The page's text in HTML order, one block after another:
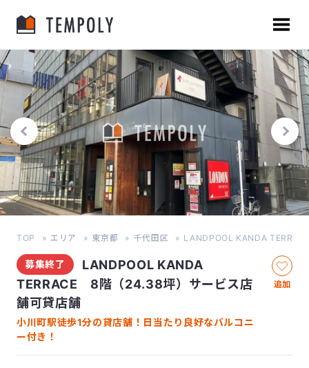
TOP エリア 東京都 千代田区 LANDPOOL KANDA
募集終了
LANDPOOL KANDA
TERRACE 8階（24.38坪）サービス店
舗可貸店舗
小川町駅徒歩1分の貸店舗！日当たり良好なバルコニ
ー付き！
追加